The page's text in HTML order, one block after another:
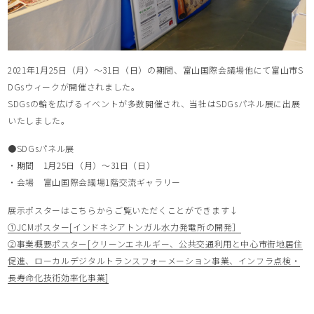
2021年1月25日（月）～31日（日）の期間、富山国際会議場他にて富山市S
DGsウィークが開催されました。
SDGsの輪を広げるイベントが多数開催され、当社はSDGsパネル展に出展
いたしました。
●SDGsパネル展
・期間 1月25日（月）～31日（日）
・会場 富山国際会議場1階交流ギャラリー
展示ポスターはこちらからご覧いただくことができます↓
①JCMポスター[インドネシアトンガル水力発電所の開発］
②事業概要ポスター[クリーンエネルギー、公共交通利用と中心市街地居住
促進、ローカルデジタルトランスフォーメーション事業、インフラ点検・
長寿命化技術効率化事業]